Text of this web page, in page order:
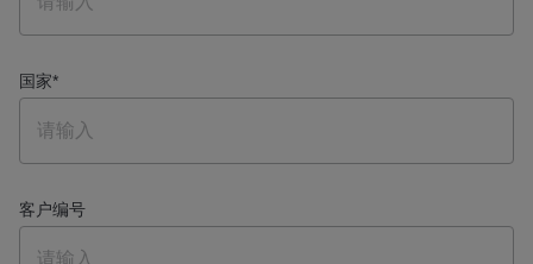
国家*
客户编号